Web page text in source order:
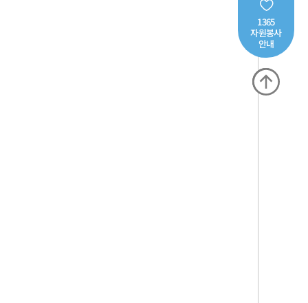
1365
자원봉사
안내